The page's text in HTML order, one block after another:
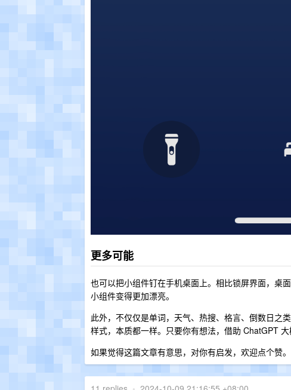
更多可能
也可以把小组件钉在手机桌面上。相比锁屏界面，桌
小组件变得更加漂亮。
此外，不仅仅是单词，天气、热搜、格言、倒数日之
样式，本质都一样。只要你有想法，借助 ChatGPT 大
如果觉得这篇文章有意思，对你有启发，欢迎点个赞。